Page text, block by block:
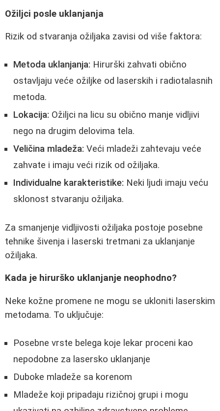
Ožiljci posle uklanjanja
Rizik od stvaranja ožiljaka zavisi od više faktora:
Metoda uklanjanja: Hirurški zahvati obično
ostavljaju veće ožiljke od laserskih i radiotalasnih
metoda.
Lokacija: Ožiljci na licu su obično manje vidljivi
nego na drugim delovima tela.
Veličina mladeža: Veći mladeži zahtevaju veće
zahvate i imaju veći rizik od ožiljaka.
Individualne karakteristike: Neki ljudi imaju veću
sklonost stvaranju ožiljaka.
Za smanjenje vidljivosti ožiljaka postoje posebne
tehnike šivenja i laserski tretmani za uklanjanje
ožiljaka.
Kada je hirurško uklanjanje neophodno?
Neke kožne promene ne mogu se ukloniti laserskim
metodama. To uključuje:
Posebne vrste belega koje lekar proceni kao
nepodobne za lasersko uklanjanje
Duboke mladeže sa korenom
Mladeže koji pripadaju rizičnoj grupi i mogu